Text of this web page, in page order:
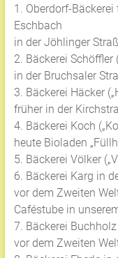
1. Oberdorf-Bäckerei
Eschbach
in der Jöhlinger
2. Bäckerei Schöffler
in der Bruchsaler
3. Bäckerei Häcker
früher in der
4. Bäckerei Koch
heute Bioladen
5. Bäckerei Völker
6. Bäckerei Karg in
vor dem Zweiten
Caféstube in
7. Bäckerei
vor dem Zweiten